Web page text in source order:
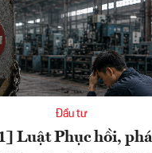
Đầu tư
Luật Phục hồi,